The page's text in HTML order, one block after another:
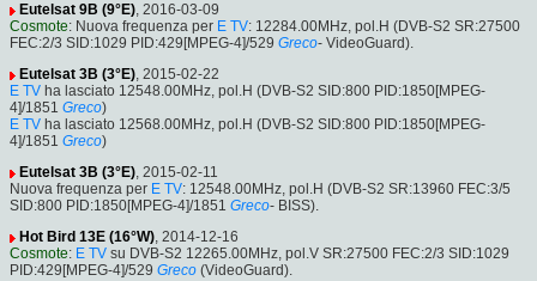
Eutelsat 9B (9°E), 2016-03-09
Cosmote: Nuova frequenza per E TV: 12284.00MHz, pol.H (DVB-S2 SR:27500
FEC:2/3 SID:1029 PID:429[MPEG-4]/529 Greco- VideoGuard).
Eutelsat 3B (3°E), 2015-02-22
E TV ha lasciato 12548.00MHz, pol.H (DVB-S2 SID:800 PID:1850[MPEG-
4]/1851 Greco)
E TV ha lasciato 12568.00MHz, pol.H (DVB-S2 SID:800 PID:1850[MPEG-
4]/1851 Greco)
Eutelsat 3B (3°E), 2015-02-11
Nuova frequenza per E TV: 12548.00MHz, pol.H (DVB-S2 SR:13960 FEC:3/5
SID:800 PID:1850[MPEG-4]/1851 Greco- BISS).
Hot Bird 13E (16°W), 2014-12-16
Cosmote: E TV su DVB-S2 12265.00MHz, pol.V SR:27500 FEC:2/3 SID:1029
PID:429[MPEG-4]/529 Greco (VideoGuard).